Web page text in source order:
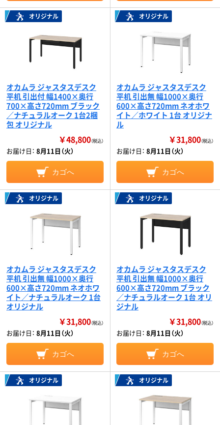
オリジナル
オカムラ ジャスタスデスク
平机 引出付 幅1400×奥行
700×高さ720mm ブラック
／ナチュラルオーク 1台2梱
包 オリジナル
￥48,800（税込）
お届け日： 8月11日（火）
カゴへ
オリジナル
オカムラ ジャスタスデスク
平机 引出無 幅1000×奥行
600×高さ720mm ネオホワ
イト／ホワイト 1台 オリジナ
ル
￥31,800（税込）
お届け日： 8月11日（火）
カゴへ
オリジナル
オカムラ ジャスタスデスク
平机 引出無 幅1000×奥行
600×高さ720mm ネオホワ
イト／ナチュラルオーク 1台
オリジナル
￥31,800（税込）
お届け日： 8月11日（火）
カゴへ
オリジナル
オカムラ ジャスタスデスク
平机 引出無 幅1000×奥行
600×高さ720mm ブラック
／ナチュラルオーク 1台 オリ
ジナル
￥31,800（税込）
お届け日： 8月11日（火）
カゴへ
オリジナル オリジナル